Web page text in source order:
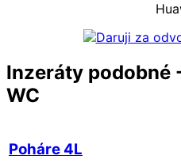
Inzeráty podobné
WC
Poháre 4L